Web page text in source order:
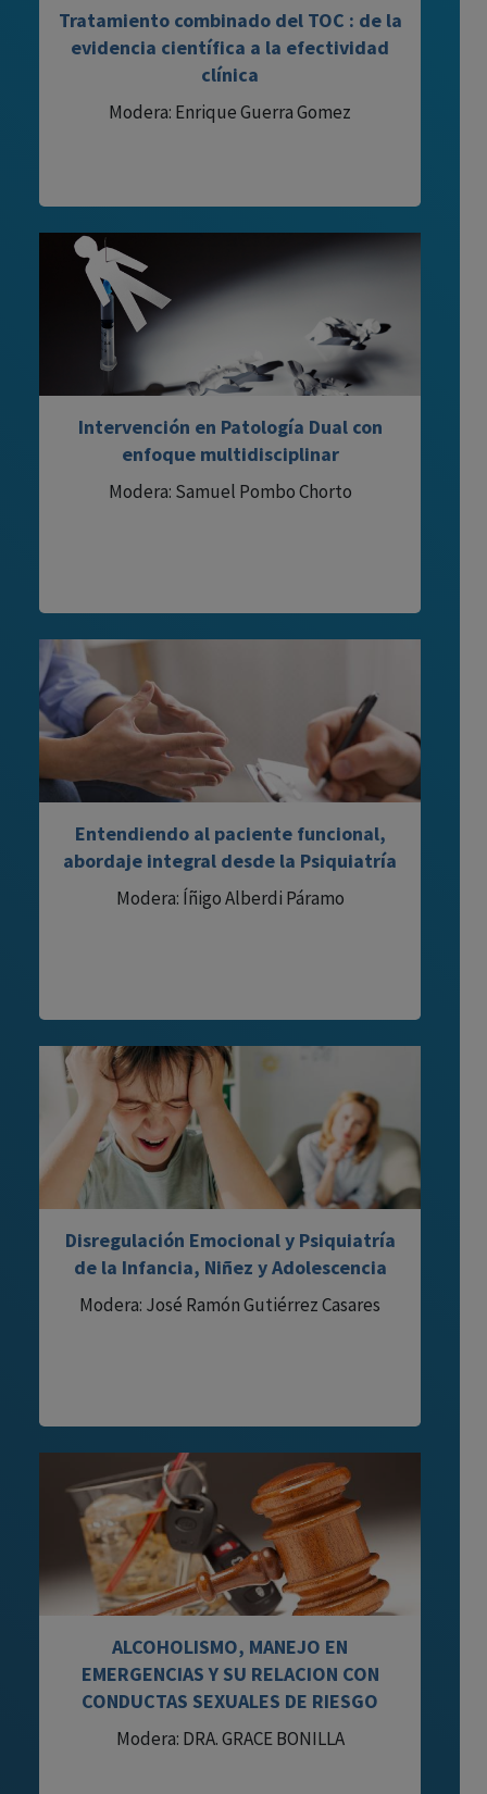
Tratamiento combinado del TOC : de la
evidencia científica a la efectividad
clínica
Modera: Enrique Guerra Gomez
Intervención en Patología Dual con
enfoque multidisciplinar
Modera: Samuel Pombo Chorto
Entendiendo al paciente funcional,
abordaje integral desde la Psiquiatría
Modera: Íñigo Alberdi Páramo
Disregulación Emocional y Psiquiatría
de la Infancia, Niñez y Adolescencia
Modera: José Ramón Gutiérrez Casares
ALCOHOLISMO, MANEJO EN
EMERGENCIAS Y SU RELACION CON
CONDUCTAS SEXUALES DE RIESGO
Modera: DRA. GRACE BONILLA